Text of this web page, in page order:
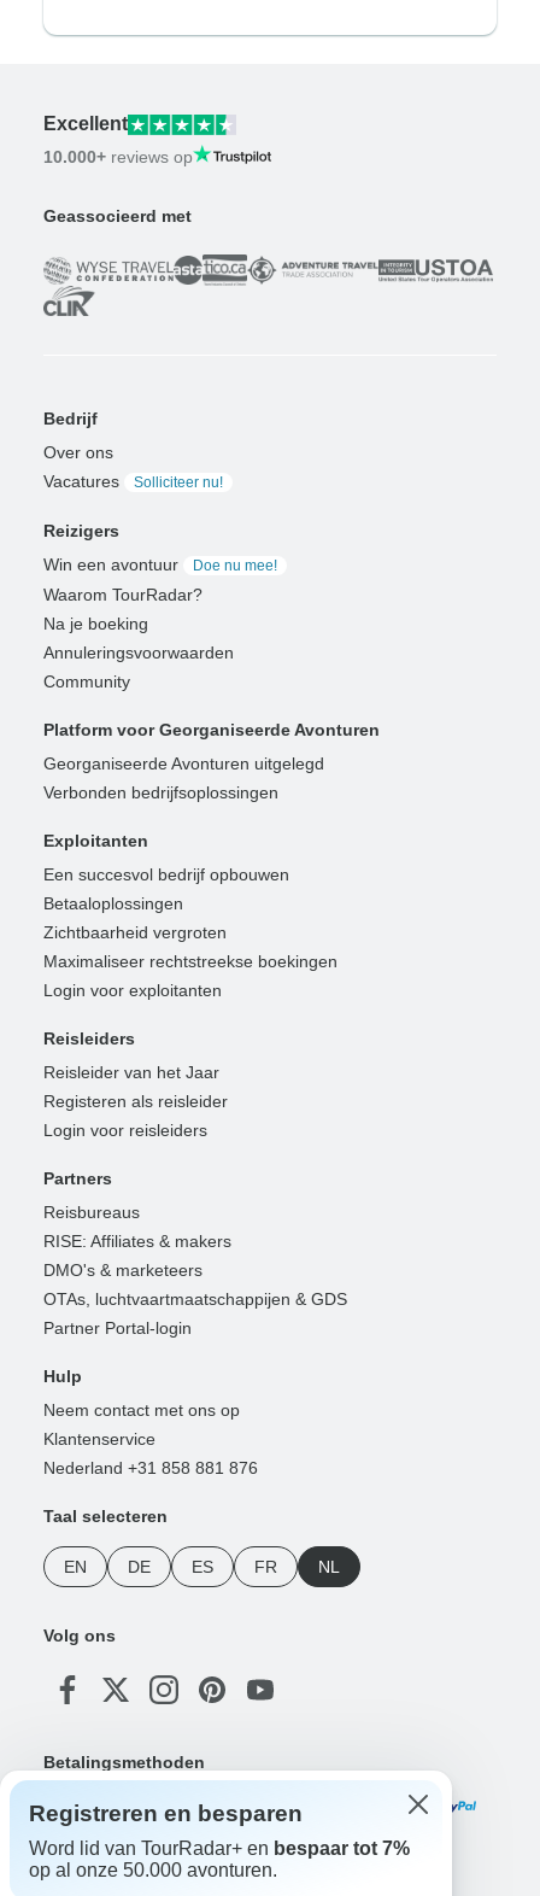
Excellent
10.000+ reviews op
Geassocieerd met
Bedrijf
Over ons
Vacatures
Solliciteer nu!
Reizigers
Win een avontuur
Doe nu mee!
Waarom TourRadar?
Na je boeking
Annuleringsvoorwaarden
Community
Platform voor Georganiseerde Avonturen
Georganiseerde Avonturen uitgelegd
Verbonden bedrijfsoplossingen
Exploitanten
Een succesvol bedrijf opbouwen
Betaaloplossingen
Zichtbaarheid vergroten
Maximaliseer rechtstreekse boekingen
Login voor exploitanten
Reisleiders
Reisleider van het Jaar
Registeren als reisleider
Login voor reisleiders
Partners
Reisbureaus
RISE: Affiliates & makers
DMO's & marketeers
OTAs, luchtvaartmaatschappijen & GDS
Partner Portal-login
Hulp
Neem contact met ons op
Klantenservice
Nederland +31 858 881 876
Taal selecteren
EN DE ES FR NL
Volg ons
Betalingsmethoden
Registreren en besparen
Word lid van TourRadar+ en bespaar tot 7%
op al onze 50.000 avonturen.